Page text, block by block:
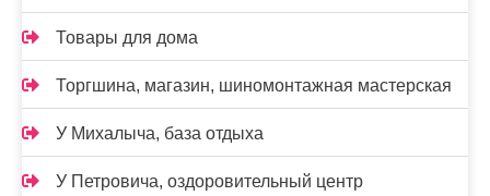
Товары для дома
Торгшина, магазин, шиномонтажная мастерская
У Михалыча, база отдыха
У Петровича, оздоровительный центр